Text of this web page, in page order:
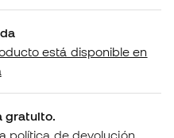
está disponible en
gratuito.
política de devolución.